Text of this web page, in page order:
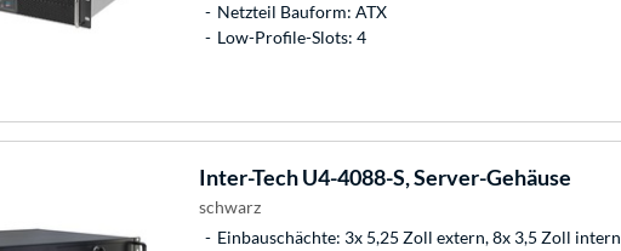
Netzteil Bauform: ATX
Low-Profile-Slots: 4
Inter-TechU4-4088-S, Server-Gehäuse
schwarz
Einbauschächte: 3x 5,25 Zoll extern, 8x 3,5 Zoll intern